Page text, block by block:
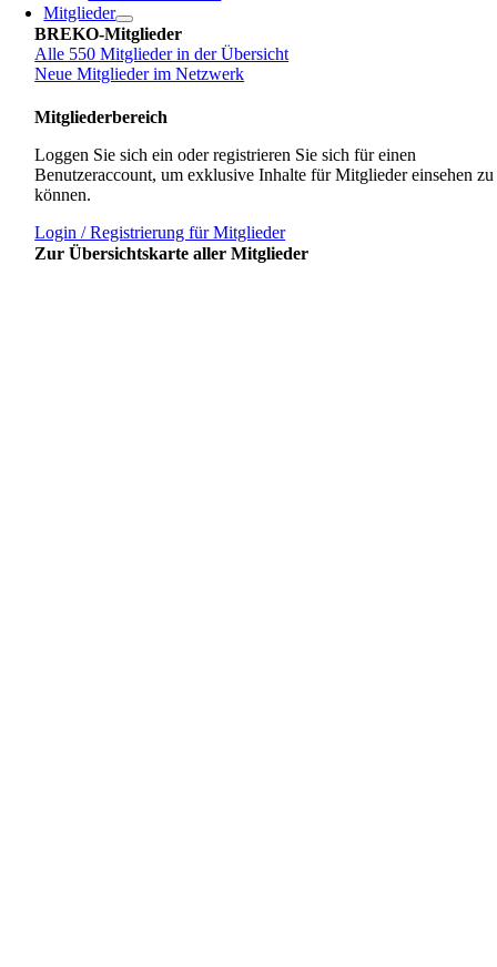
Mitglieder
BREKO-Mitglieder
Alle 550 Mitglieder in der Übersicht
Neue Mitglieder im Netzwerk
Mitgliederbereich
Loggen Sie sich ein oder registrieren Sie sich für einen
Benutzeraccount, um exklusive Inhalte für Mitglieder einsehen zu
können.
Login / Registrierung für Mitglieder
Zur Übersichtskarte aller Mitglieder